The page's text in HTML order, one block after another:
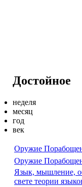
Достойное
неделя
месяц
год
век
Оружие
Оружие
Язык, мышление,
свете теории